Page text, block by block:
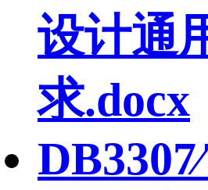
设计通
求.docx